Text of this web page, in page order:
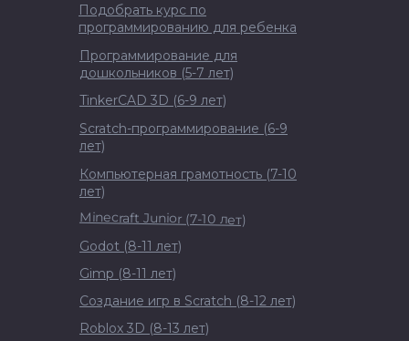
Подобрать курс по
программированию для ребенка
Программирование для
дошкольников (5-7 лет)
TinkerCAD 3D (6-9 лет)
Scratch-программирование (6-9
лет)
Компьютерная грамотность (7-10
лет)
Minecraft Junior (7-10 лет)
Gimp (8-11 лет)
Godot (8-11 лет)
Создание игр в Scratch (8-12 лет)
Roblox 3D (8-13 лет)